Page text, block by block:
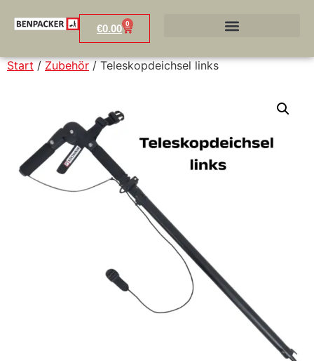
€0.00 0
Start / Zubehör / Teleskopdeichsel links